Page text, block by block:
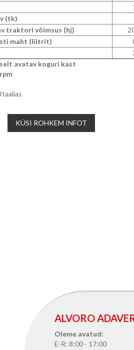
(tk)
traktori võimsus (hj)
maht (liitrit)
avatav koguri kast
KÜSI ROHKEM INFOT
ALVORO
Oleme avatud:
E-R: 8:00 - 17:00